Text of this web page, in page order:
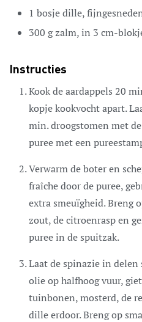
1 bosje dille,
300 gzalm,in 3 cm-
Instructies
Kook de aardappels 20
kopje kookvocht apart.
min. droogstomen met
puree met een
Verwarm de boter en
fraîche door de puree,
extra smeuïgheid. Breng
zout, de citroenrasp en
puree in de spuitzak.
Laat de spinazie in
olie op halfhoog vuur,
tuinbonen, mosterd, de
dille erdoor. Breng op